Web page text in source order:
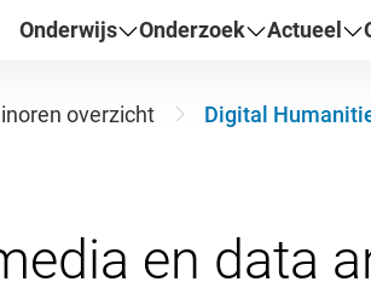
Onderwijs Onderzoek Actueel
overzicht Digital
en data